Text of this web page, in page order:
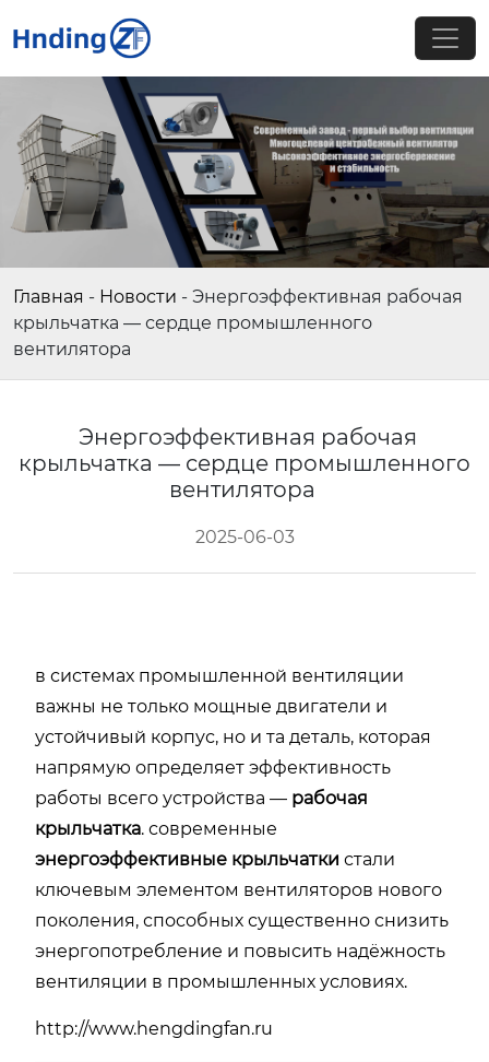
Главная - Новости - Энергоэффективная рабочая
крыльчатка — сердце промышленного
вентилятора
Энергоэффективная рабочая
крыльчатка — сердце промышленного
вентилятора
2025-06-03
в системах промышленной вентиляции
важны не только мощные двигатели и
устойчивый корпус, но и та деталь, которая
напрямую определяет эффективность
работы всего устройства — рабочая
крыльчатка. современные
энергоэффективные крыльчатки стали
ключевым элементом вентиляторов нового
поколения, способных существенно снизить
энергопотребление и повысить надёжность
вентиляции в промышленных условиях.
http://www.hengdingfan.ru